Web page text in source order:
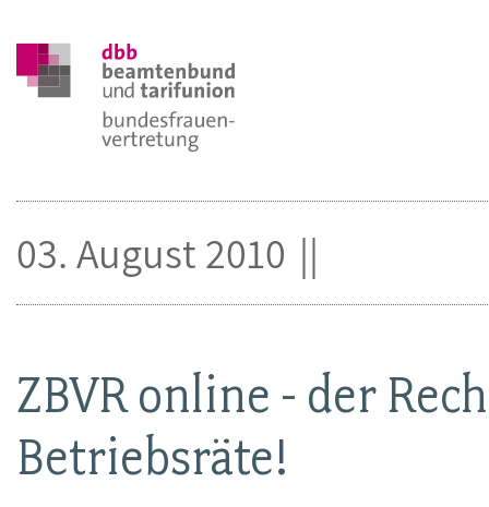
ZBVR online - der
Betriebsräte!
03. August 2010